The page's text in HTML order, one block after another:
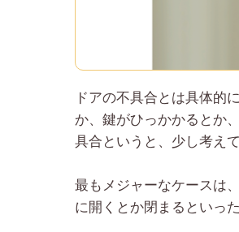
ドアの不具合とは具体的
か、鍵がひっかかるとか
具合というと、少し考え
最もメジャーなケースは
に開くとか閉まるといっ